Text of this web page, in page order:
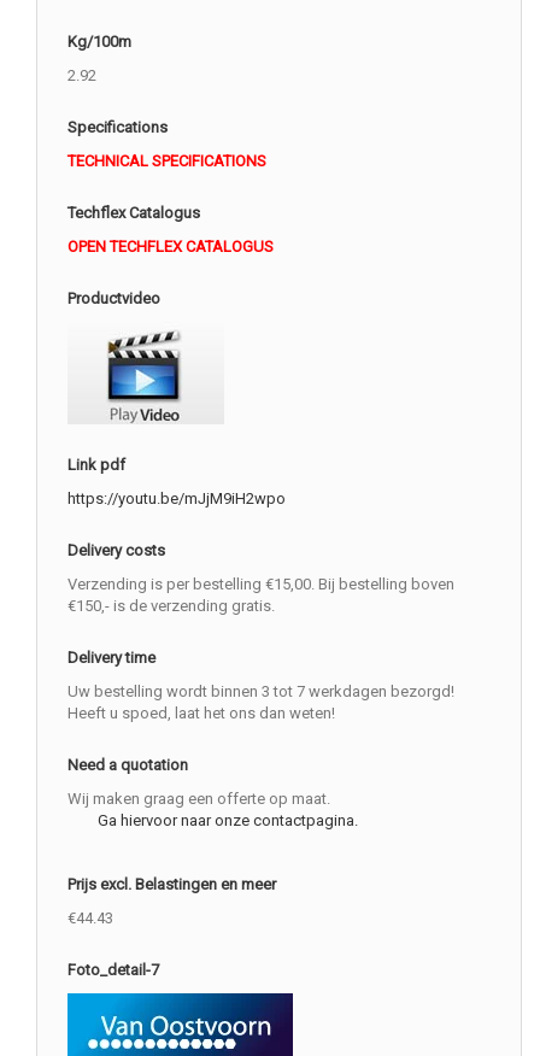
Kg/100m
2.92
Specifications
TECHNICAL SPECIFICATIONS
Techflex Catalogus
OPEN TECHFLEX CATALOGUS
Productvideo
Link pdf
https://youtu.be/mJjM9iH2wpo
Delivery costs
Verzending is per bestelling €15,00. Bij bestelling boven
€150,- is de verzending gratis.
Delivery time
Uw bestelling wordt binnen 3 tot 7 werkdagen bezorgd!
Heeft u spoed, laat het ons dan weten!
Need a quotation
Wij maken graag een offerte op maat.
Ga hiervoor naar onze contactpagina.
Prijs excl. Belastingen en meer
€44.43
Foto_detail-7